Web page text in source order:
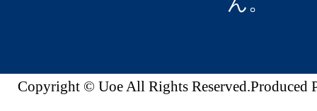
Copyright © Uoe All Rights Reserved.Produced